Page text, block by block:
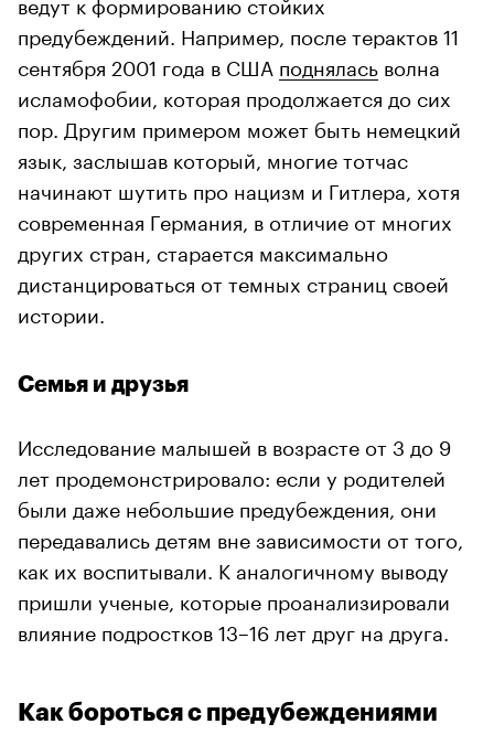
предубеждений. Например, после терактов 11
сентября 2001 года в США поднялась волна
исламофобии, которая продолжается до сих
пор. Другим примером может быть немецкий
язык, заслышав который, многие тотчас
начинают шутить про нацизм и Гитлера, хотя
современная Германия, в отличие от многих
других стран, старается максимально
дистанцироваться от темных страниц своей
истории.
Семья и друзья
Исследование малышей в возрасте от 3 до 9
лет продемонстрировало: если у родителей
были даже небольшие предубеждения, они
передавались детям вне зависимости от того,
как их воспитывали. К аналогичному выводу
пришли ученые, которые проанализировали
влияние подростков 13–16 лет друг на друга.
Как бороться с предубеждениями